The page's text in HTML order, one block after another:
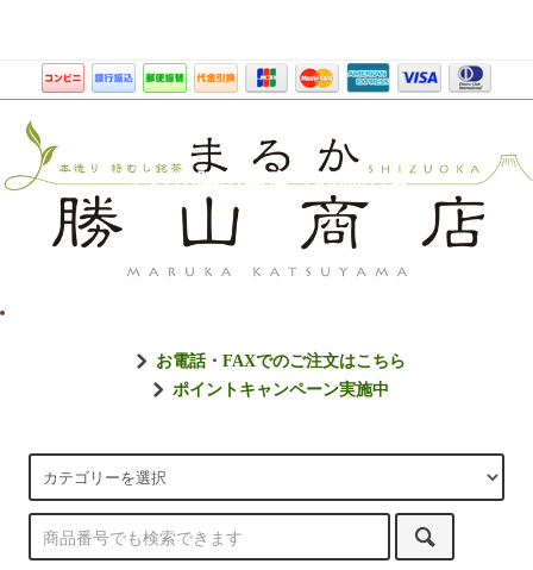
まるか勝山商店【静岡のお
お電話・FAXでのご注文はこちら
ポイントキャンペーン実施中